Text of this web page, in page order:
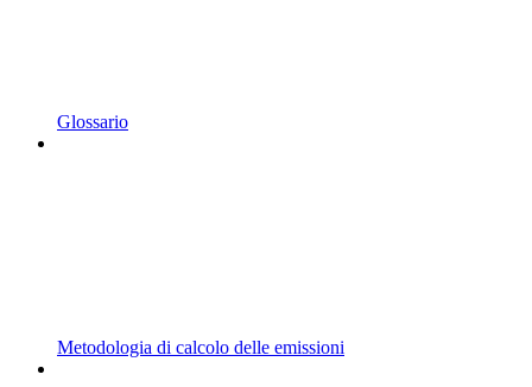
Glossario
Metodologia di calcolo delle emissioni